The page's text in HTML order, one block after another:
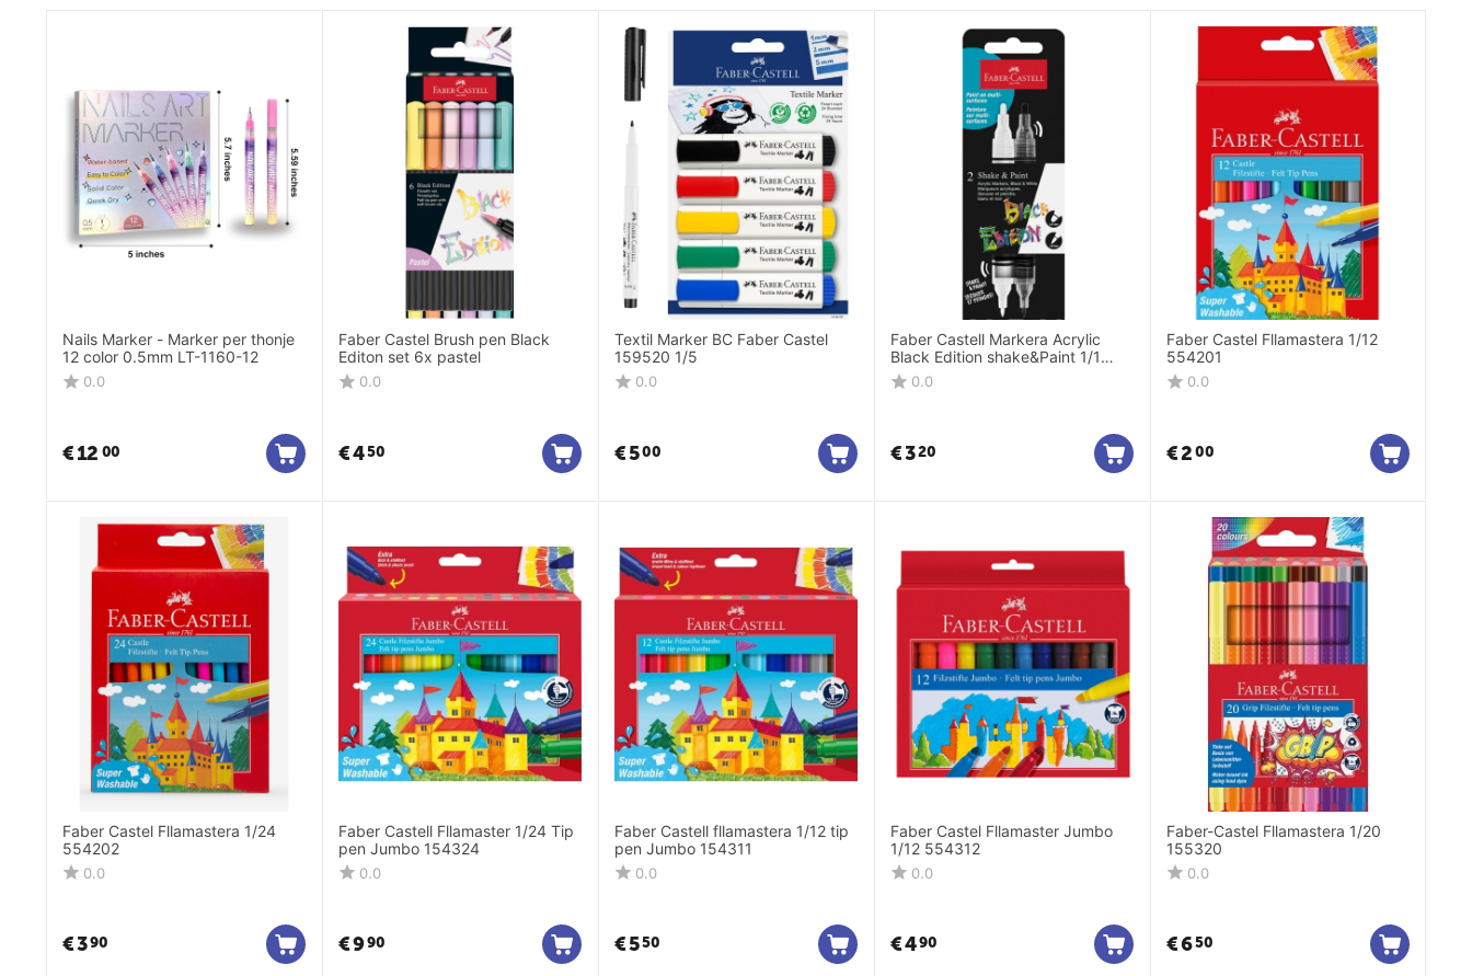
Nails Marker - Marker per thonje
12 color 0.5mm LT-1160-12
0.0
€12 00
Faber Castel Brush pen Black
Editon set 6x pastel
0.0
€450
Textil Marker BC Faber Castel
159520 1/5
0.0
€500
Faber Castell Markera Acrylic
Black Edition shake&Paint 1/1
0.0
€320
Faber Castel Fllamastera 1/12
554201
0.0
€200
Faber Castel Fllamastera 1/24
554202
0.0
€390
Faber Castell Fllamaster 1/24 Tip
pen Jumbo 154324
0.0
€990
Faber Castell fllamastera 1/12 tip
pen Jumbo 154311
0.0
€550
Faber Castel Fllamaster Jumbo
1/12 554312
0.0
€490
Faber-Castel Fllamastera 1/20
155320
0.0
€650